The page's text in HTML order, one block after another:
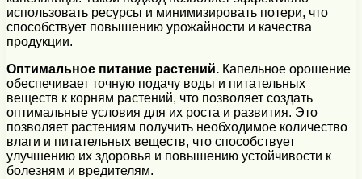
использовать ресурсы и минимизировать потери, что
способствует повышению урожайности и качества
продукции.
Оптимальное питание растений. Капельное орошение
обеспечивает точную подачу воды и питательных
веществ к корням растений, что позволяет создать
оптимальные условия для их роста и развития. Это
позволяет растениям получить необходимое количество
влаги и питательных веществ, что способствует
улучшению их здоровья и повышению устойчивости к
болезням и вредителям.